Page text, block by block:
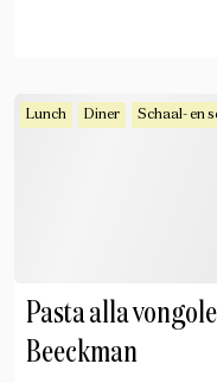
Lunch Diner Schaal- en
Pasta alla
Beeckman